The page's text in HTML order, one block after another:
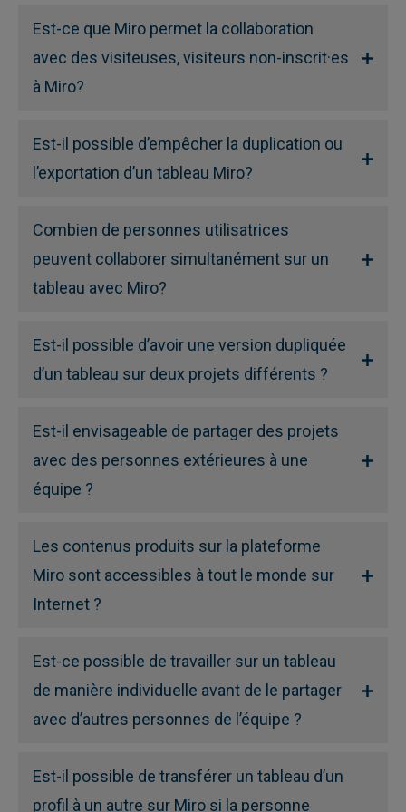
Est-ce que Miro permet la collaboration
avec des visiteuses, visiteurs non-inscrit·es
à Miro?
Est-il possible d’empêcher la duplication ou
l’exportation d’un tableau Miro?
Combien de personnes utilisatrices
peuvent collaborer simultanément sur un
tableau avec Miro?
Est-il possible d’avoir une version dupliquée
d’un tableau sur deux projets différents ?
Est-il envisageable de partager des projets
avec des personnes extérieures à une
équipe ?
Les contenus produits sur la plateforme
Miro sont accessibles à tout le monde sur
Internet ?
Est-ce possible de travailler sur un tableau
de manière individuelle avant de le partager
avec d’autres personnes de l’équipe ?
Est-il possible de transférer un tableau d’un
profil à un autre sur Miro si la personne